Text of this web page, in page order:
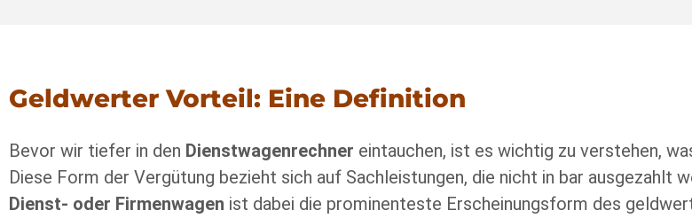
Geldwerter Vorteil: Eine Definition
Bevor wir tiefer in den Dienstwagenrechner eintauchen, ist es wichtig zu verstehen,
Diese Form der Vergütung bezieht sich auf Sachleistungen, die nicht in bar ausgezahlt
Dienst- oder Firmenwagen ist dabei die prominenteste Erscheinungsform des